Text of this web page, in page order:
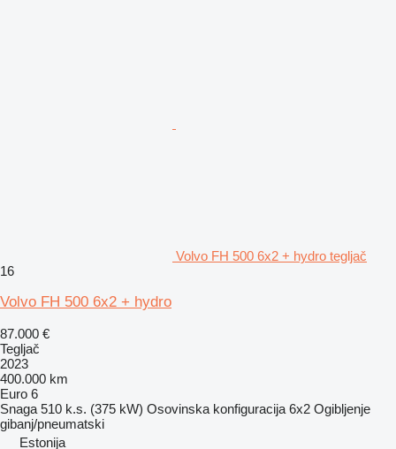
Volvo FH 500 6x2 + hydro tegljač
16
Volvo FH 500 6x2 + hydro
87.000 €
Tegljač
2023
400.000 km
Euro 6
Snaga 510 k.s. (375 kW) Osovinska konfiguracija 6x2 Ogibljenje
gibanj/pneumatski
Estonija